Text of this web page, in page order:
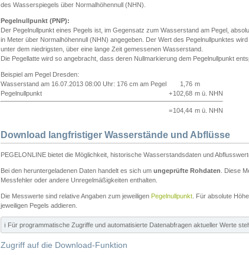
des Wasserspiegels über Normalhöhennull (NHN).
Pegelnullpunkt (PNP):
Der Pegelnullpunkt eines Pegels ist, im Gegensatz zum Wasserstand am Pegel,
in Meter über Normalhöhennull (NHN) angegeben. Der Wert des Pegelnullpunktes
unter dem niedrigsten, über eine lange Zeit gemessenen Wasserstand.
Die Pegellatte wird so angebracht, dass deren Nullmarkierung dem Pegelnullpunkt
Beispiel am Pegel Dresden:
Wasserstand am 16.07.2013 08:00 Uhr: 176 cm am Pegel
1,76 m
Pegelnullpunkt
+102,68 m ü. NHN
=104,44 m ü. NHN
Download langfristiger Wasserstände und Abflüsse
PEGELONLINE bietet die Möglichkeit, historische Wasserstandsdaten und
Bei den heruntergeladenen Daten handelt es sich um ungeprüfte Rohdaten . Diese
Messfehler oder andere Unregelmäßigkeiten enthalten.
Die Messwerte sind relative Angaben zum jeweiligen Pegelnullpunkt . Für absolute
jeweiligen Pegels addieren.
ℹ️ Für programmatische Zugriffe und automatisierte Datenabfragen aktueller Werte
Zugriff auf die Download-Funktion